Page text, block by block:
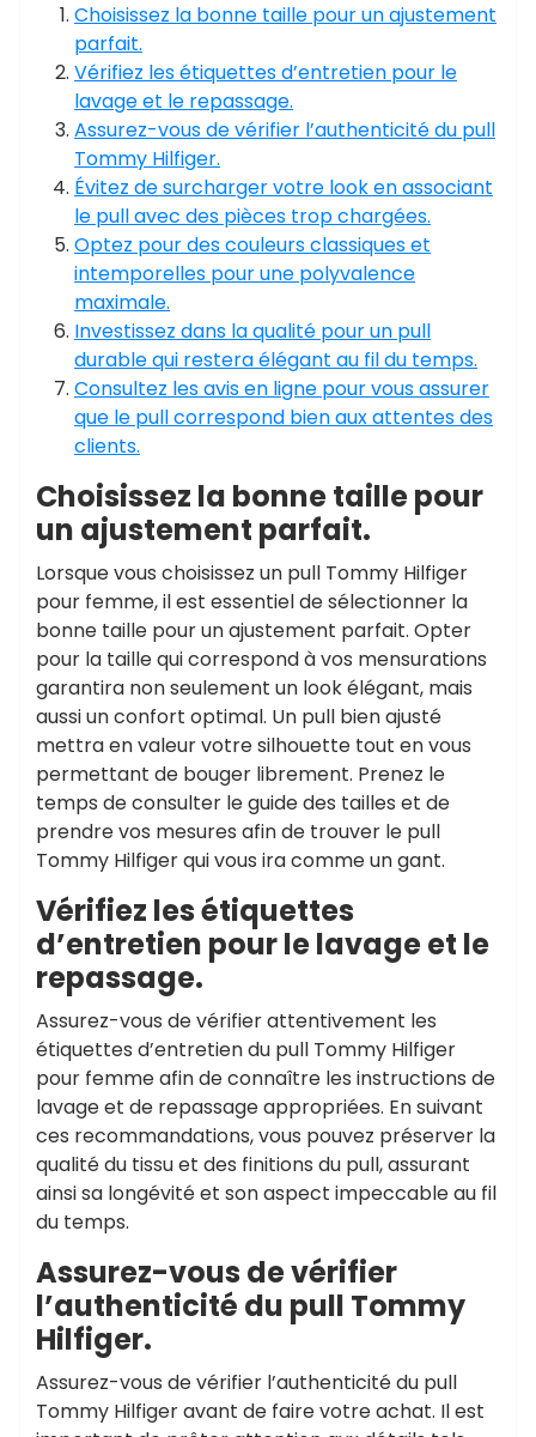
Choisissez la bonne taille pour un ajustement
parfait.
Vérifiez les étiquettes d’entretien pour le
lavage et le repassage.
Assurez-vous de vérifier l’authenticité du pull
Tommy Hilfiger.
Évitez de surcharger votre look en associant
le pull avec des pièces trop chargées.
Optez pour des couleurs classiques et
intemporelles pour une polyvalence
maximale.
Investissez dans la qualité pour un pull
durable qui restera élégant au fil du temps.
Consultez les avis en ligne pour vous assurer
que le pull correspond bien aux attentes des
clients.
Choisissez la bonne taille pour
un ajustement parfait.
Lorsque vous choisissez un pull Tommy Hilfiger
pour femme, il est essentiel de sélectionner la
bonne taille pour un ajustement parfait. Opter
pour la taille qui correspond à vos mensurations
garantira non seulement un look élégant, mais
aussi un confort optimal. Un pull bien ajusté
mettra en valeur votre silhouette tout en vous
permettant de bouger librement. Prenez le
temps de consulter le guide des tailles et de
prendre vos mesures afin de trouver le pull
Tommy Hilfiger qui vous ira comme un gant.
Vérifiez les étiquettes
d’entretien pour le lavage et le
repassage.
Assurez-vous de vérifier attentivement les
étiquettes d’entretien du pull Tommy Hilfiger
pour femme afin de connaître les instructions de
lavage et de repassage appropriées. En suivant
ces recommandations, vous pouvez préserver la
qualité du tissu et des finitions du pull, assurant
ainsi sa longévité et son aspect impeccable au fil
du temps.
Assurez-vous de vérifier
l’authenticité du pull Tommy
Hilfiger.
Assurez-vous de vérifier l’authenticité du pull
Tommy Hilfiger avant de faire votre achat. Il est